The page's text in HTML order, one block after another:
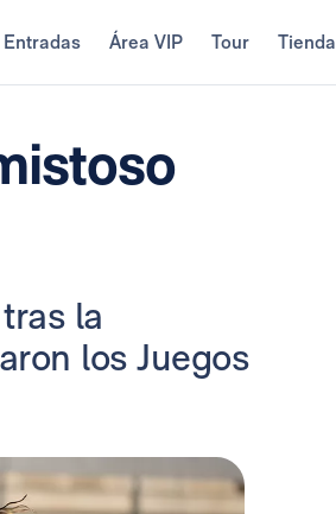
Entradas Área VIP Tour Tienda
la
los Juegos